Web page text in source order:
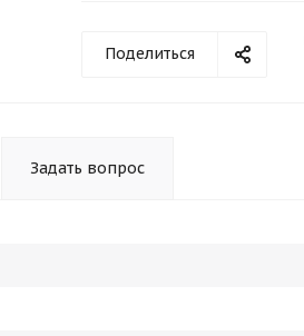
Поделиться
Задать вопрос